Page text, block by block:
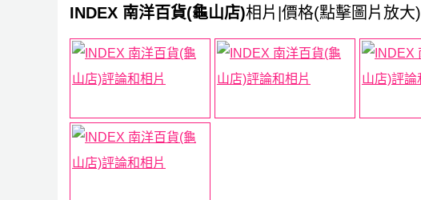
INDEX 南洋百貨(龜山店)相片|價格(點擊圖片放大)